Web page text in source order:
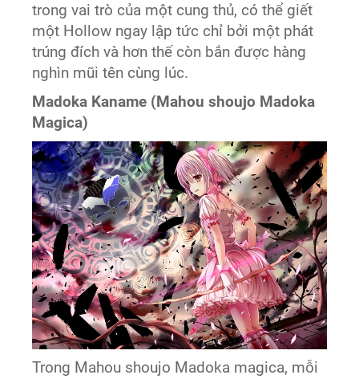
trong vai trò của một cung thủ, có thể giết
một Hollow ngay lập tức chỉ bởi một phát
trúng đích và hơn thế còn bắn được hàng
nghìn mũi tên cùng lúc.
Madoka Kaname (Mahou shoujo Madoka
Magica)
Trong Mahou shoujo Madoka magica, mỗi